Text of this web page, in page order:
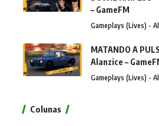
– GameFM
Gameplays (Lives) -
MATANDO A
Alanzice –
Gameplays (Lives) -
Colunas